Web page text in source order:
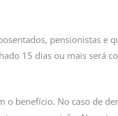
pensionistas e
15 dias ou mais será
benefício. No caso de